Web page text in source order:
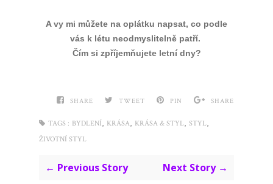
A vy mi můžete na oplátku napsat, co podle
vás k létu neodmyslitelně patří.
Čím si zpříjemňujete letní dny?
SHARE TWEET PIN SHARE
TAGS : BYDLENÍ KRÁSA KRÁSA & STYL STYL
ŽIVOTNÍ STYL
← Previous Story Next Story →